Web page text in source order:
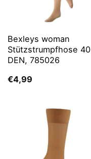
Bexleys woman
Stützstrumpfhose 40
DEN, 785026
€4,99